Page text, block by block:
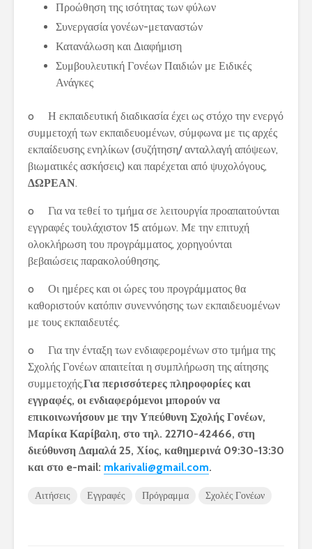
Προώθηση της ισότητας των φύλων
Συνεργασία γονέων-μεταναστών
Κατανάλωση και Διαφήμιση
Συμβουλευτική Γονέων Παιδιών με Ειδικές
Ανάγκες
o Η εκπαιδευτική διαδικασία έχει ως στόχο την ενεργό
συμμετοχή των εκπαιδευομένων, σύμφωνα με τις αρχές
εκπαίδευσης ενηλίκων (συζήτηση/ ανταλλαγή απόψεων,
βιωματικές ασκήσεις) και παρέχεται από ψυχολόγους,
ΔΩΡΕΑΝ.
o Για να τεθεί το τμήμα σε λειτουργία προαπαιτούνται
εγγραφές τουλάχιστον 15 ατόμων. Με την επιτυχή
ολοκλήρωση του προγράμματος, χορηγούνται
βεβαιώσεις παρακολούθησης.
o Οι ημέρες και οι ώρες του προγράμματος θα
καθοριστούν κατόπιν συνεννόησης των εκπαιδευομένων
με τους εκπαιδευτές.
o Για την ένταξη των ενδιαφερομένων στο τμήμα της
Σχολής Γονέων απαιτείται η συμπλήρωση της αίτησης
συμμετοχής.Για περισσότερες πληροφορίες και
εγγραφές, οι ενδιαφερόμενοι μπορούν να
επικοινωνήσουν με την Υπεύθυνη Σχολής Γονέων,
Μαρίκα Καρίβαλη, στο τηλ. 22710-42466, στη
διεύθυνση Δαμαλά 25, Χίος, καθημερινά 09:30-13:30
και στο e-mail: mkarivali@gmail.com.
Αιτήσεις Εγγραφές Πρόγραμμα Σχολές Γονέων